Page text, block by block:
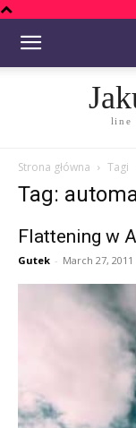
line
Strona główna Tagi
Tag:
Flattening w
Gutek - March 27, 2011